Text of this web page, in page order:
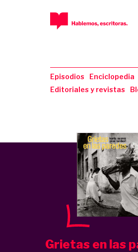
Episodios Enciclopedia
Editoriales y revistas
Grietas en las